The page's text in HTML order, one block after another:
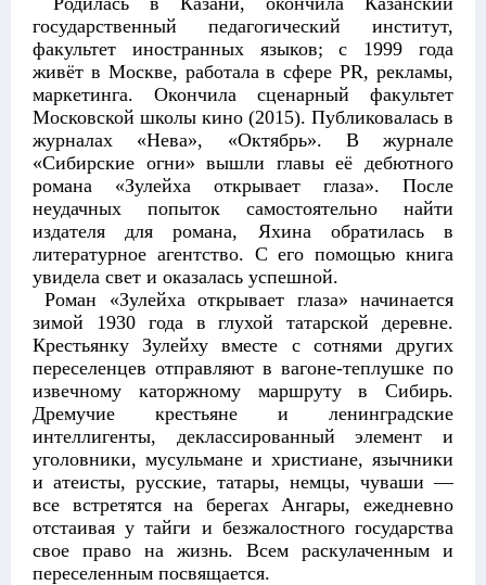
государственный педагогический институт,
факультет иностранных языков; с 1999 года
живёт в Москве, работала в сфере PR, рекламы,
маркетинга. Окончила сценарный факультет
Московской школы кино (2015). Публиковалась в
журналах «Нева», «Октябрь». В журнале
«Сибирские огни» вышли главы её дебютного
романа «Зулейха открывает глаза». После
неудачных попыток самостоятельно найти
издателя для романа, Яхина обратилась в
литературное агентство. С его помощью книга
увидела свет и оказалась успешной.
Роман «Зулейха открывает глаза» начинается
зимой 1930 года в глухой татарской деревне.
Крестьянку Зулейху вместе с сотнями других
переселенцев отправляют в вагоне-теплушке по
извечному каторжному маршруту в Сибирь.
Дремучие крестьяне и ленинградские
интеллигенты, деклассированный элемент и
уголовники, мусульмане и христиане, язычники
и атеисты, русские, татары, немцы, чуваши —
все встретятся на берегах Ангары, ежедневно
отстаивая у тайги и безжалостного государства
свое право на жизнь. Всем раскулаченным и
переселенным посвящается.